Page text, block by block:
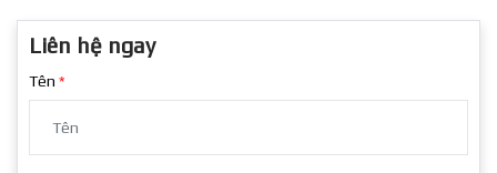
Liên hệ ngay
Tên